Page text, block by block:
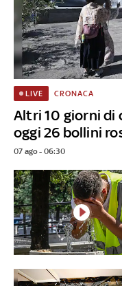
Altri 10 giorni di
oggi 26 bollini
LIVE CRONACA
07 ago - 06:30